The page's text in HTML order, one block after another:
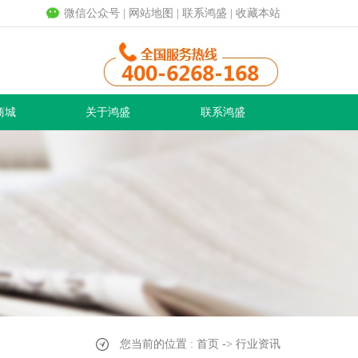
微信公众号 网站地图 联系鸿盛 收藏本站
城 关于鸿盛 联系鸿盛
您当前的位置 : 首页 -> 行业资讯